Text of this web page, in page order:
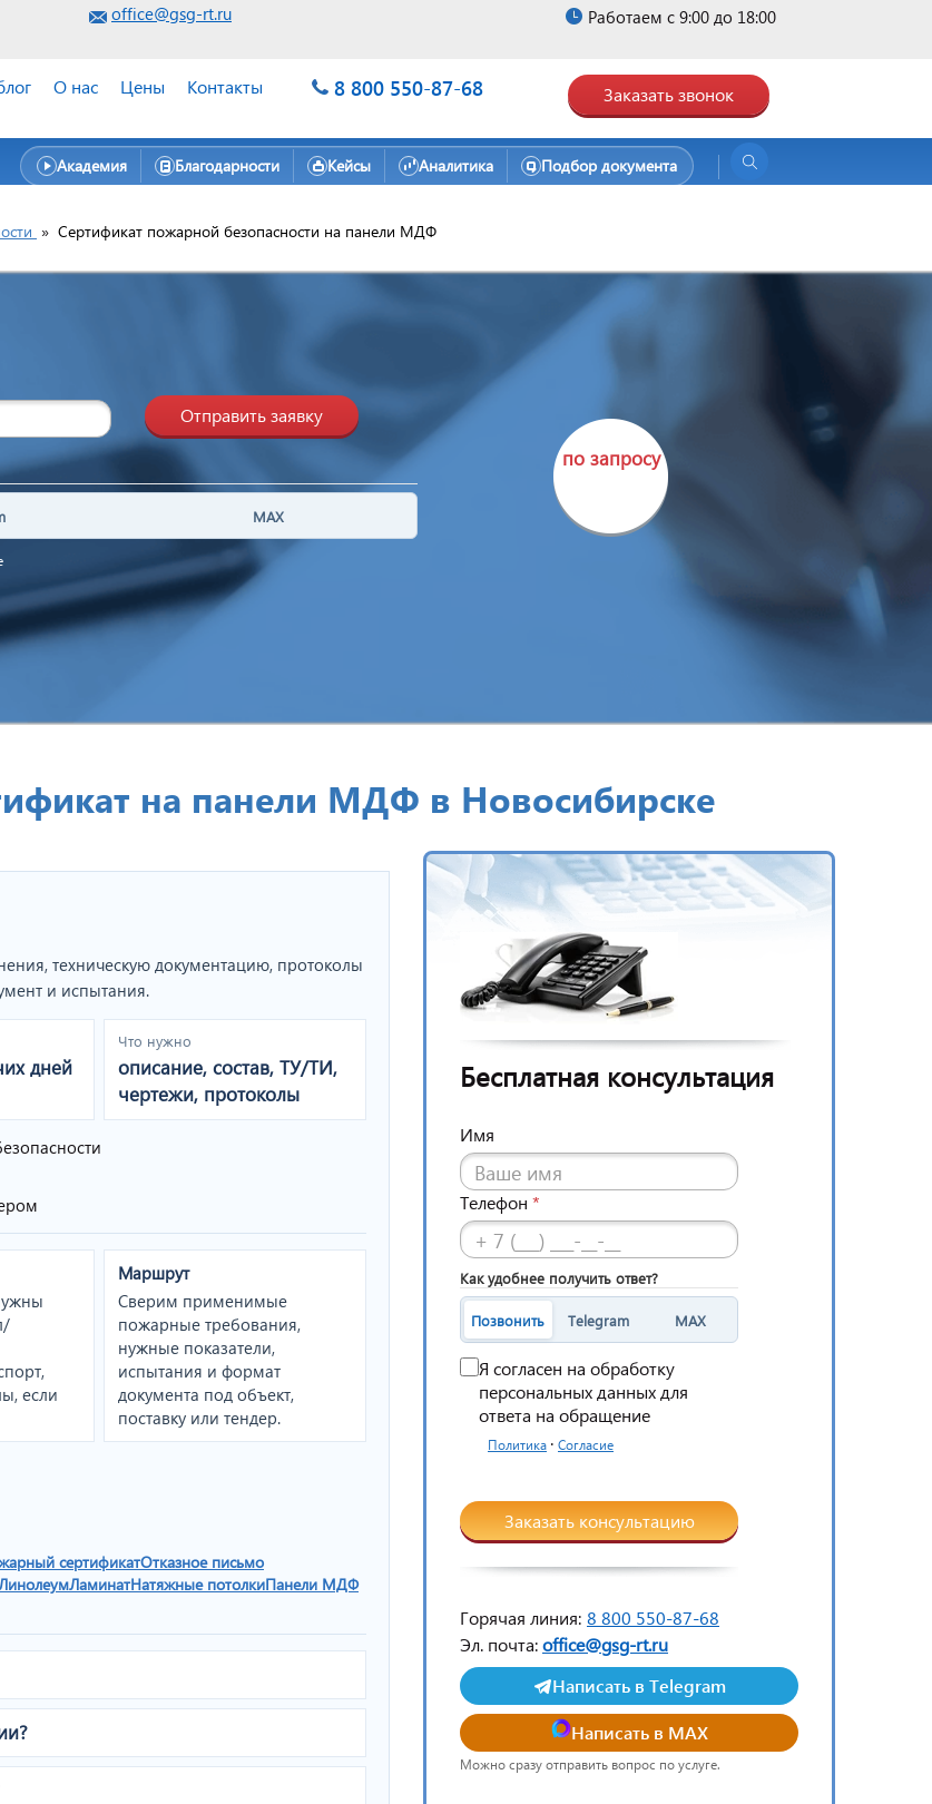
office@gsg-rt.ru Работаем с 9:00 до 18:00
О нас Цены Контакты 8 800 550-87-68 Заказать звонок
Академия Благодарности Кейсы Аналитика Подбор документа
» Сертификат пожарной безопасности на панели МДФ
Отправить заявку
MAX
по запросу
на панели МДФ в Новосибирске
техническую документацию, протоколы
и испытания.
дней
Что нужно
описание, состав, ТУ/ТИ,
чертежи, протоколы
если
Маршрут
Сверим применимые
пожарные требования,
нужные показатели,
испытания и формат
документа под объект,
поставку или тендер.
сертификатОтказное письмо
ЛаминатНатяжные потолкиПанели МДФ
Бесплатная консультация
Имя
Телефон *
Как удобнее получить ответ?
Позвонить Telegram MAX
Я согласен на обработку
персональных данных для
ответа на обращение
Политика · Согласие
Заказать консультацию
Горячая линия: 8 800 550-87-68
Эл. почта:office@gsg-rt.ru
Написать в Telegram
Написать в MAX
Можно сразу отправить вопрос по услуге.